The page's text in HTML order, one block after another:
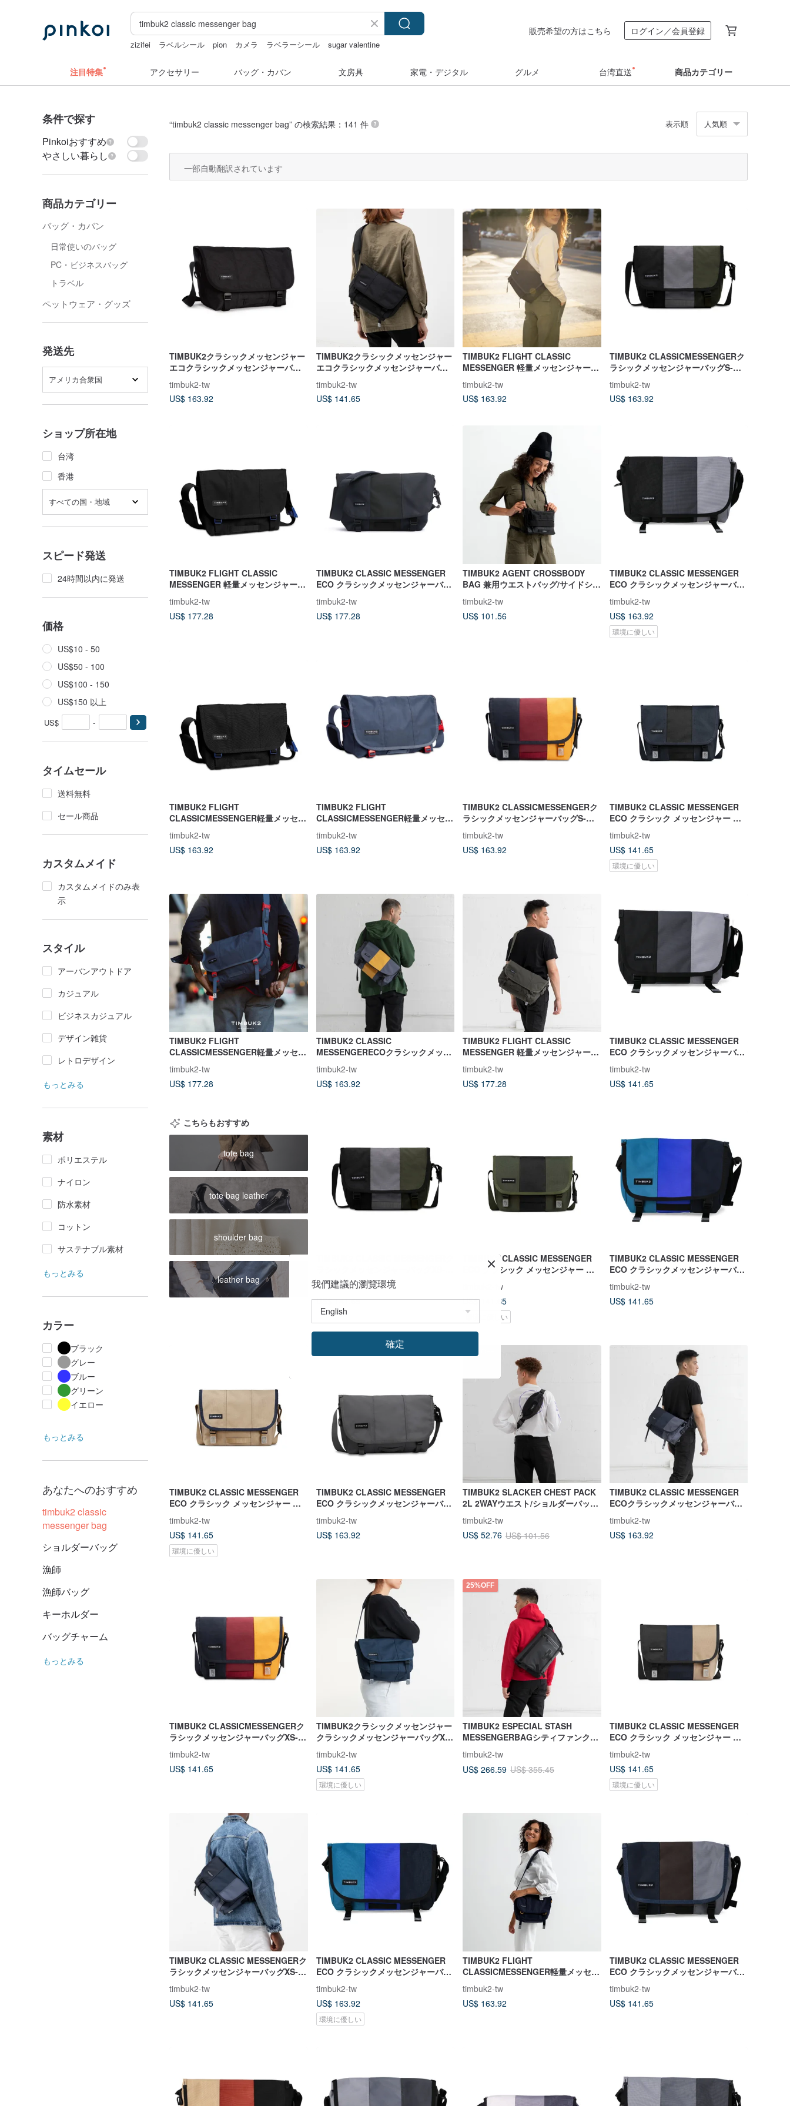
zizifei ラベルシール pion カメラ ラベラーシール
sugar valentine
販売希望の方はこちら ログイン／会員登録
注目特集 アクセサリー バッグ・カバン 文房具 家電・デジタル グルメ 台湾直送 商品カテゴリー
条件で探す
Pinkoiおすすめ
やさしい暮らし
商品カテゴリー
バッグ・カバン
日常使いのバッグ
PC・ビジネスバッグ
トラベル
ペットウェア・グッズ
発送先
アメリカ合衆国
ショップ所在地
台湾
香港
すべての国・地域
スピード発送
24時間以内に発送
価格
US$10 - 50
US$50 - 100
US$100 - 150
US$150 以上
US$ -
タイムセール
送料無料
セール商品
カスタムメイド
カスタムメイドのみ表
示
スタイル
アーバンアウトドア
カジュアル
ビジネスカジュアル
デザイン雑貨
レトロデザイン
もっとみる
素材
ポリエステル
ナイロン
防水素材
コットン
サステナブル素材
もっとみる
カラー
ブラック
グレー
ブルー
グリーン
イエロー
もっとみる
あなたへのおすすめ
timbuk2 classic
messenger bag
ショルダーバッグ
漁師
漁師バッグ
キーホルダー
バッグチャーム
もっとみる
“timbuk2 classic messenger bag” の検索結果：141 件 表示順 人気順
一部自動翻訳されています
TIMBUK2クラシックメッセンジャー
エコクラシックメッセンジャーバッ
timbuk2-tw
US$ 163.92
TIMBUK2クラシックメッセンジャー
エコクラシックメッセンジャーバッ
timbuk2-tw
US$ 141.65
TIMBUK2 FLIGHT CLASSIC
MESSENGER 軽量メッセンジャーバ
timbuk2-tw
US$ 163.92
TIMBUK2 CLASSICMESSENGERク
ラシックメッセンジャーバッグS-グ
timbuk2-tw
US$ 163.92
TIMBUK2 FLIGHT CLASSIC
MESSENGER 軽量メッセンジャーバ
timbuk2-tw
US$ 177.28
TIMBUK2 CLASSIC MESSENGER
ECO クラシックメッセンジャーバッ
timbuk2-tw
US$ 177.28
TIMBUK2 AGENT CROSSBODY
BAG 兼用ウエストバッグ/サイドショ
timbuk2-tw
US$ 101.56
TIMBUK2 CLASSIC MESSENGER
ECO クラシックメッセンジャーバッ
レーコンビ
timbuk2-tw
US$ 163.92
環境に優しい
TIMBUK2 FLIGHT
CLASSICMESSENGER軽量メッセン
ジャーバッグXS-ブラック
timbuk2-tw
US$ 163.92
TIMBUK2 FLIGHT
CLASSICMESSENGER軽量メッセン
ジャーバッグXS-グレー
timbuk2-tw
US$ 163.92
TIMBUK2 CLASSICMESSENGERク
ラシックメッセンジャーバッグS-ド
イツカラー
timbuk2-tw
US$ 163.92
TIMBUK2 CLASSIC MESSENGER
ECO クラシック メッセンジャー バ
ッグ XS - ナイト スカイブルー.ブラ
ック
timbuk2-tw
US$ 141.65
環境に優しい
TIMBUK2 FLIGHT
CLASSICMESSENGER軽量メッセン
ジャーバッグS-グレー
timbuk2-tw
US$ 177.28
TIMBUK2 CLASSIC
MESSENGERECOクラシックメッセ
ンジャーバッグS-グレーとイエロー
カラー
timbuk2-tw
US$ 163.92
TIMBUK2 FLIGHT CLASSIC
MESSENGER 軽量メッセンジャーバ
ッグ S ダークグリーン
timbuk2-tw
US$ 177.28
TIMBUK2 CLASSIC MESSENGER
ECO クラシックメッセンジャーバッ
グ XS / ウォリアーグレー / ブラック
＆グレーのツートンカラー
timbuk2-tw
US$ 141.65
こちらもおすすめ
tote bag
tote bag leather
shoulder bag
leather bag
リーン、グレーのカラーマッチング
timbuk2-tw
US$ 141.65
TIMBUK2 CLASSIC MESSENGER
ECO クラシック メッセンジャー バ
timbuk2-tw
US$ 141.65
環境に優しい
TIMBUK2 CLASSIC MESSENGER
ECO クラシックメッセンジャーバッ
ブルー配色
timbuk2-tw
US$ 141.65
TIMBUK2 CLASSIC MESSENGER
ECO クラシック メッセンジャー バ
ッグ XS - ベージュ。
timbuk2-tw
US$ 141.65
環境に優しい
TIMBUK2 CLASSIC MESSENGER
ECO クラシックメッセンジャーバッ
グ S / ガンメタル
timbuk2-tw
US$ 163.92
TIMBUK2 SLACKER CHEST PACK
2L 2WAYウエスト/ショルダーバッグ
ブラック
timbuk2-tw
US$ 52.76 US$ 101.56
TIMBUK2 CLASSIC MESSENGER
ECOクラシックメッセンジャーバッ
グS-グレー、グレー、ブラックのカ
ラーマッチング
timbuk2-tw
US$ 163.92
TIMBUK2 CLASSICMESSENGERク
ラシックメッセンジャーバッグXS-ド
イツカラー
timbuk2-tw
US$ 141.65
TIMBUK2クラシックメッセンジャー
クラシックメッセンジャーバッグXS-
ブルー
timbuk2-tw
US$ 141.65
環境に優しい
25%OFF
TIMBUK2 ESPECIAL STASH
MESSENGERBAGシティファンクシ
ョン軽量防水メッセンジャーバッグ
timbuk2-tw
US$ 266.59 US$ 355.45
TIMBUK2 CLASSIC MESSENGER
ECO クラシック メッセンジャー バ
ッグ XS -ブラックとブルー米の配色
timbuk2-tw
US$ 141.65
環境に優しい
TIMBUK2 CLASSIC MESSENGERク
ラシックメッセンジャーバッグXS-グ
ッチング
timbuk2-tw
US$ 141.65
TIMBUK2 CLASSIC MESSENGER
ECO クラシックメッセンジャーバッ
timbuk2-tw
US$ 163.92
環境に優しい
TIMBUK2 FLIGHT
CLASSICMESSENGER軽量メッセン
timbuk2-tw
US$ 163.92
TIMBUK2 CLASSIC MESSENGER
ECO クラシックメッセンジャーバッ
グレーの配色
timbuk2-tw
US$ 141.65
我們建議的瀏覽環境
確定